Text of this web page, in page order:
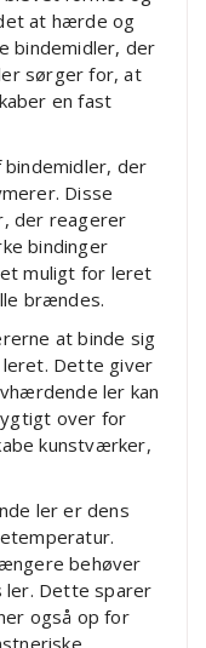
at hærde og
bindemidler, der
sørger for, at
en fast
bindemidler, der
Disse
der reagerer
bindinger
muligt for leret
brændes.
at binde sig
leret. Dette giver
ler kan
over for
kunstværker,
ler er dens
behøver
ler. Dette sparer
også op for